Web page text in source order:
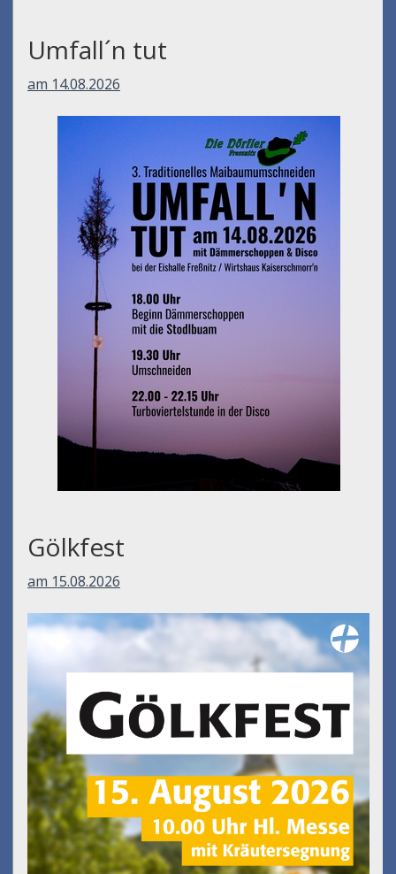
Umfall´n tut
am 14.08.2026
Gölkfest
am 15.08.2026